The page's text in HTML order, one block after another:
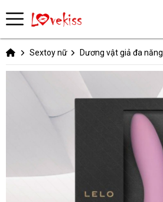
Sextoy nữ Dương vật giả đa năng